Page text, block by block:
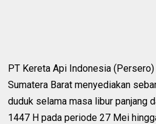
PT Kereta Api Indonesia
Sumatera Barat menyediakan
duduk selama masa libur panjang
1447 H pada periode 27 Mei